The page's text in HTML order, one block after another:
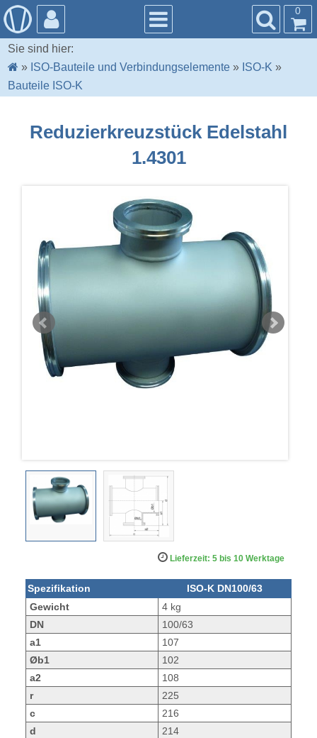
0
Sie sind hier:
» ISO-Bauteile und Verbindungselemente » ISO-K »
Bauteile ISO-K
Reduzierkreuzstück Edelstahl
1.4301
Lieferzeit: 5 bis 10 Werktage
Spezifikation
ISO-K DN100/63
Gewicht
4 kg
DN
100/63
a1
107
Øb1
102
a2
108
r
225
c
216
d
214